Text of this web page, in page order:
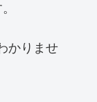
かりませ